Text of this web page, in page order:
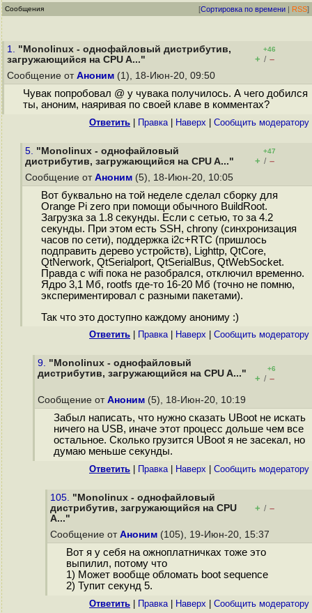
Сообщения [Сортировка по времени | RSS]
1. "Monolinux - однофайловый дистрибутив,
загружающийся на CPU A..."
+46
+ / –
Сообщение от Аноним (1), 18-Июн-20, 09:50
Чувак попробовал @ у чувака получилось. А чего добился
ты, аноним, наяривая по своей клаве в комментах?
Ответить Правка| Наверх Cообщить модератору
5. "Monolinux - однофайловый
дистрибутив, загружающийся на CPU A..."
+47
+ / –
Сообщение от Аноним (5), 18-Июн-20, 10:05
Вот буквально на той неделе сделал сборку для
Orange Pi zero при помощи обычного BuildRoot.
Загрузка за 1.8 секунды. Если с сетью, то за 4.2
секунды. При этом есть SSH, chrony (синхронизация
часов по сети), поддержка i2c+RTC (пришлось
подправить дерево устройств), Lighttp, QtCore,
QtNerwork, QtSerialport, QtSerialBus, QtWebSocket.
Правда с wifi пока не разобрался, отключил временно.
Ядро 3,1 Мб, rootfs где-то 16-20 Мб (точно не помню,
экспериментировал с разными пакетами).
Так что это доступно каждому анониму :)
Ответить Правка| Наверх Cообщить модератору
9. "Monolinux - однофайловый
дистрибутив, загружающийся на CPU A..."
+6
+ / –
Сообщение от Аноним (5), 18-Июн-20, 10:19
Забыл написать, что нужно сказать UBoot не искать
ничего на USB, иначе этот процесс дольше чем все
остальное. Сколько грузится UBoot я не засекал, но
думаю меньше секунды.
Ответить Правка| Наверх Cообщить модератору
105. "Monolinux - однофайловый
дистрибутив, загружающийся на CPU
A..."
+ / –
Сообщение от Аноним (105), 19-Июн-20, 15:37
Вот я у себя на ожноплатничках тоже это
выпилил, потому что
1) Может вообще обломать boot sequence
2) Тупит секунд 5.
Ответить Правка| Наверх Cообщить модератору